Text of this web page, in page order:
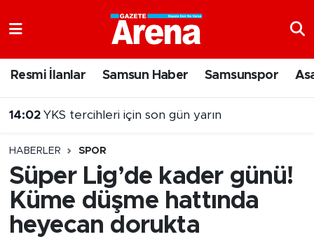
Resmi İlanlar Samsun Haber Samsunspor
14:02 YKS tercihleri için son gün yarın
13:54 Sahillerde yeni dönem! Bakanlık devreye giriyor
HABERLER SPOR
Süper Lig’de kader günü!
Küme düşme hattında
heyecan dorukta
Samsun Namaz Vakitleri
Süper Lig Puan Durumu ve Fikstür
Tüm Manşetler